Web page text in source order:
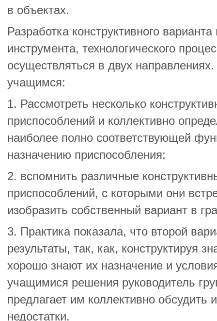
в объектах.
Разработка конструктивного
инструмента, технологического
осуществляться в двух
учащимся:
1. Рассмотреть несколько
приспособлений и коллективно
наиболее полно соответствующей
назначению приспособления;
2. вспомнить различные
приспособлений, с которыми они
изобразить собственный вариант в
3. Практика показала, что второй
результаты, так, как, конструктируя
хорошо знают их назначение и
учащимися решения руководитель
предлагает им коллективно обсудить
недостатки.